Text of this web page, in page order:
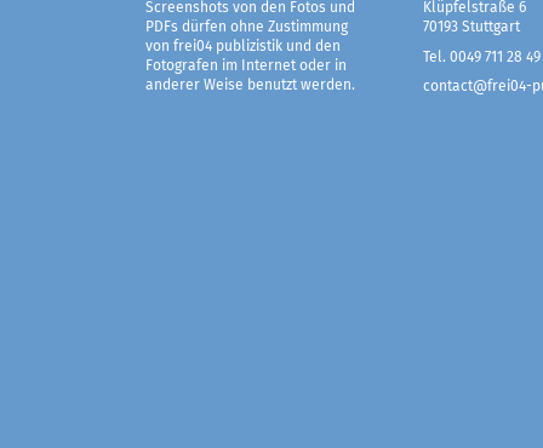
Screenshots von den Fotos und
PDFs dürfen ohne Zustimmung
von frei04 publizistik und den
Fotografen im Internet oder in
anderer Weise benutzt werden.
Klüpfelstraße 6
70193 Stuttgart
Tel. 0049 711 28 49
contact@frei04-